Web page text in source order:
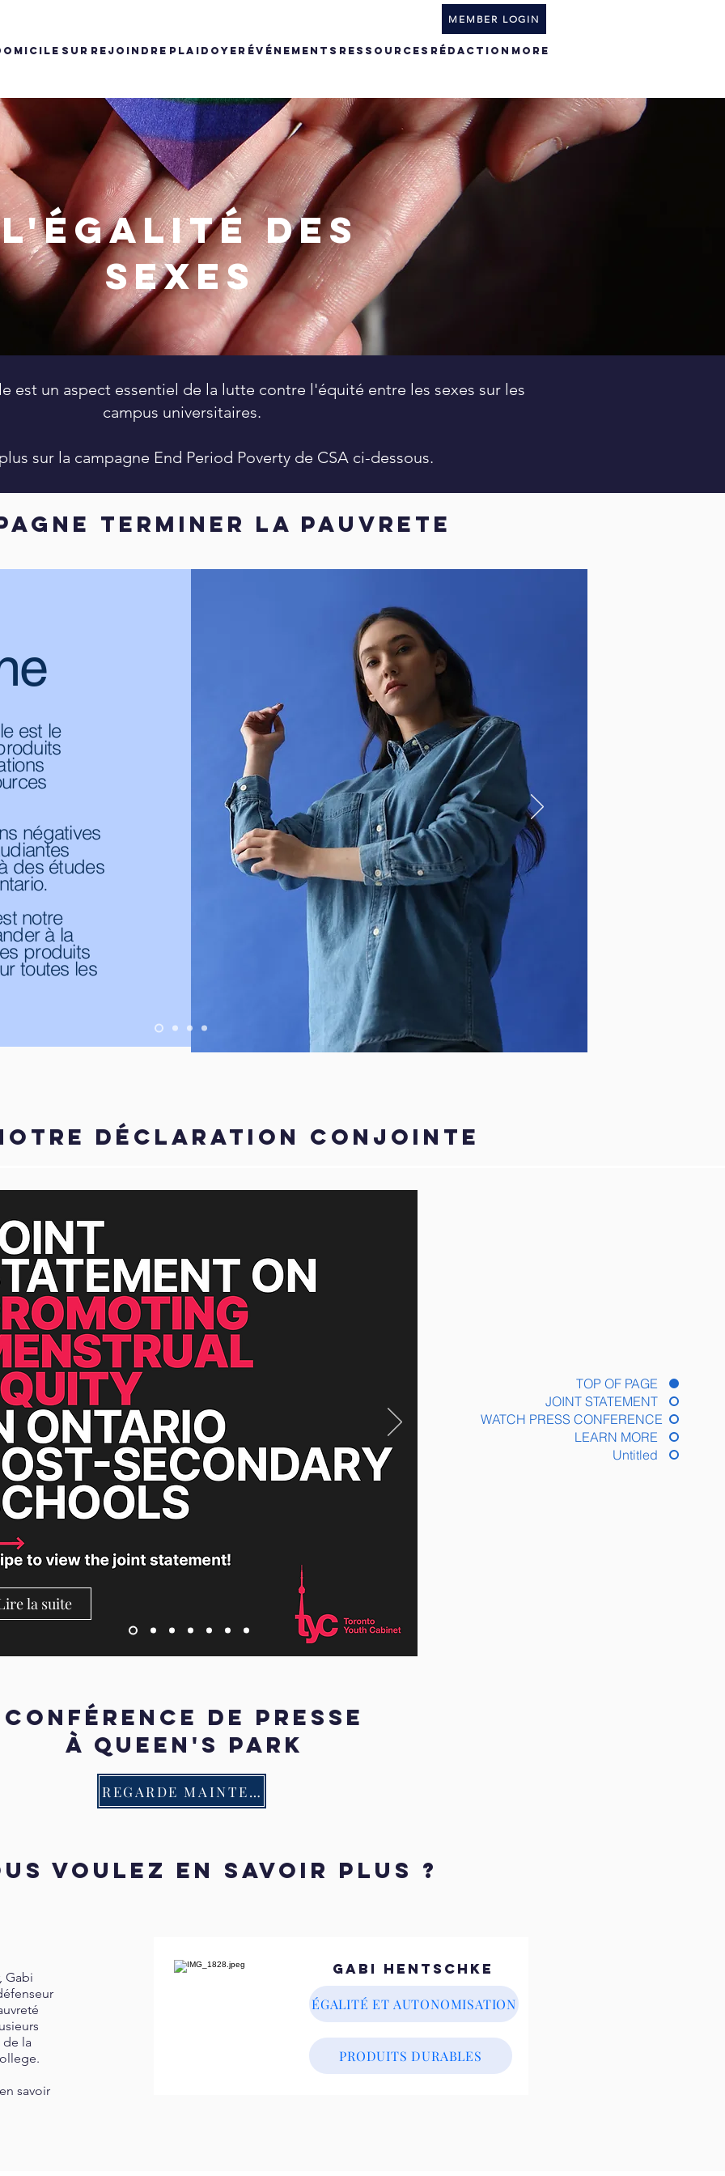
SUR REJOINDRE PLAIDOYER ÉVÉNEMENTS RESSOURCES RÉDACTION More
MEMBER LOGIN
TOP OF PAGE
JOINT STATEMENT
WATCH PRESS CONFERENCE
LEARN MORE
Untitled
L'ÉGALITÉ DES
SEXES
est un aspect essentiel de la lutte contre l'équité entre les sexes sur les
campus universitaires.
sur la campagne End Period Poverty de CSA ci-dessous.
TERMINER LA PAUVRETE
est le
négatives
des études
notre
à la
produits
toutes les
DÉCLARATION CONJOINTE
la suite
CONFÉRENCE DE PRESSE
à Queen's Park
REGARDE MAINTENANT
VOULEZ EN SAVOIR PLUS ?
Gabi
de la
savoir
Gabi Hentschke
ÉGALITÉ ET AUTONOMISATION
PRODUITS DURABLES